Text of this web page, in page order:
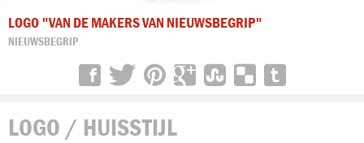
LOGO "VAN DE MAKERS VAN NIEUWSBEGRIP"
NIEUWSBEGRIP
LOGO / HUISSTIJL